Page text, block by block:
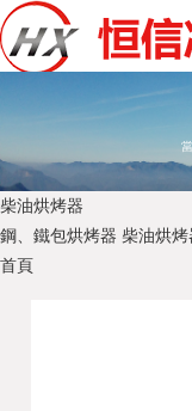
柴油烘烤器
鋼、鐵包烘烤器 柴油烘烤
首頁